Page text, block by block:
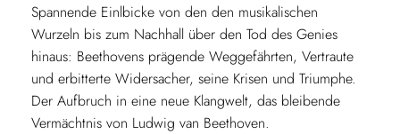
Spannende Einlbicke von den den musikalischen
Wurzeln bis zum Nachhall über den Tod des Genies
hinaus: Beethovens prägende Weggefährten, Vertraute
und erbitterte Widersacher, seine Krisen und Triumphe.
Der Aufbruch in eine neue Klangwelt, das bleibende
Vermächtnis von Ludwig van Beethoven.